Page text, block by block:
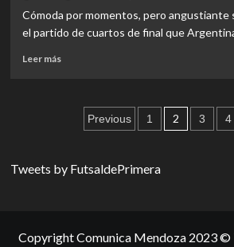
Argentina
Cómoda por momentos, pero angustiante
el partido de cuartos de final que
Leer másRead
toquePaginación
entradas
Previous 1 2 3 4
Tweets by FutsaldePrimera
Copyright Comunica Mendoza 2023 ©